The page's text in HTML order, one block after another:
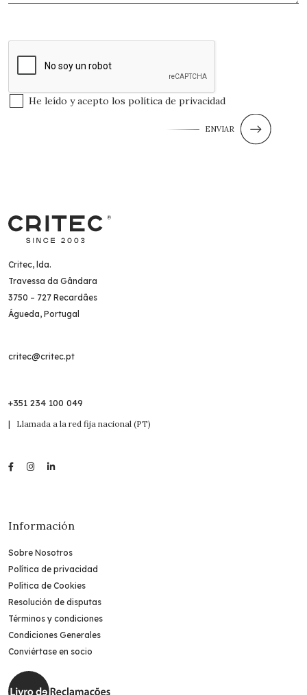
He leído y acepto los política de privacidad
ENVIAR
Critec, lda.
Travessa da Gândara
3750 – 727 Recardães
Águeda, Portugal
critec@critec.pt
+351 234 100 049
| Llamada a la red fija nacional (PT)
Información
Sobre Nosotros
Política de privacidad
Política de Cookies
Resolución de disputas
Términos y condiciones
Condiciones Generales
Conviértase en socio